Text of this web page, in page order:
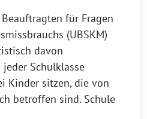
für Fragen
(UBSKM)
davon
Schulklasse
Kinder sitzen, die von
betroffen sind. Schule